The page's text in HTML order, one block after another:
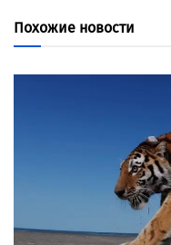
Похожие новости